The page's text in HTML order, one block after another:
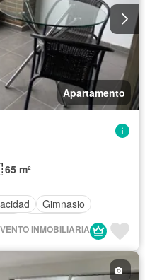
Apartamento
65 m²
Gimnasio
Piscina
INMOBILIARIA